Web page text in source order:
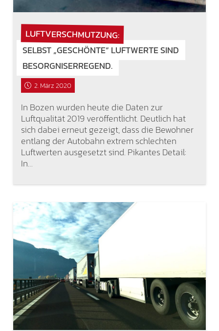
LUFTVERSCHMUTZUNG:
SELBST „GESCHÖNTE“ LUFTWERTE SIND
BESORGNISERREGEND.
2. März 2020
In Bozen wurden heute die Daten zur
Luftqualität 2019 veröffentlicht. Deutlich hat
sich dabei erneut gezeigt, dass die Bewohner
entlang der Autobahn extrem schlechten
Luftwerten ausgesetzt sind. Pikantes Detail:
In…